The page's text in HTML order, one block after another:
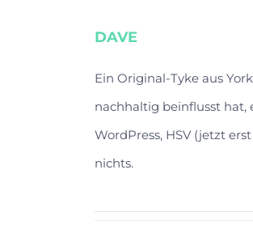
DAVE
Ein Original-Tyke aus
nachhaltig beinflusst hat,
WordPress, HSV (jetzt
nichts.